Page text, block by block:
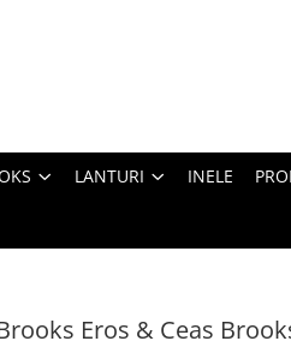
LANTURI INELE
Eros & Ceas